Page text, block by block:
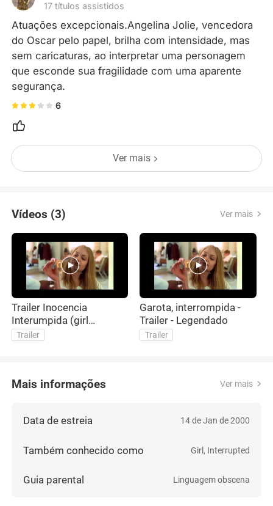
17 títulos assistidos
Atuações excepcionais.Angelina Jolie, vencedora
do Oscar pelo papel, brilha com intensidade, mas
sem caricaturas, ao interpretar uma personagem
que esconde sua fragilidade com uma aparente
segurança.
6
Ver mais
Vídeos (3) Ver mais
Trailer Inocencia
Interumpida (girl
interrupted)
Trailer
Garota, interrompida -
Trailer - Legendado
Trailer
Mais informações Ver mais
Data de estreia 14 de Jan de 2000
Também conhecido como Girl, Interrupted
Guia parental Linguagem obscena